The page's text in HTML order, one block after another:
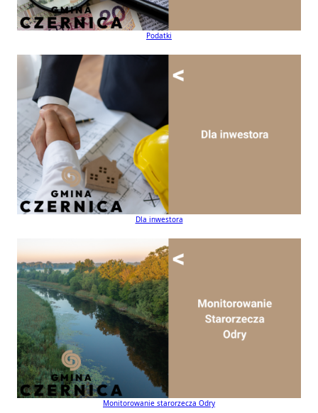
Podatki
Dla inwestora
Monitorowanie starorzecza Odry